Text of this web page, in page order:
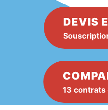
DEVIS
13 contrats